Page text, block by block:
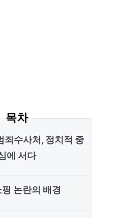
목차
죄수사처, 정치적 중
에 서다
논란의 배경